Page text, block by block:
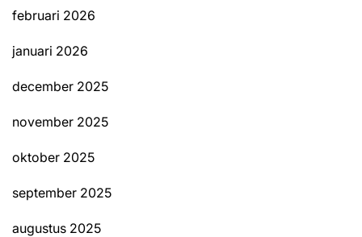
februari 2026
januari 2026
december 2025
november 2025
oktober 2025
september 2025
augustus 2025